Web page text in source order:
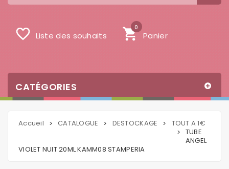
shopping_cart Panier
0
favorite_border Liste des souhaits
CATÉGORIES
Accueil > CATALOGUE > DESTOCKAGE >
TOUT A 1€
> TUBE
ANGEL
VIOLET NUIT 20ML KAMM08 STAMPERIA